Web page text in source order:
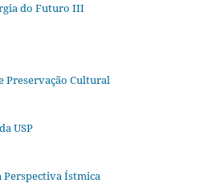
do Futuro III
Preservação Cultural
USP
Perspectiva Ístmica